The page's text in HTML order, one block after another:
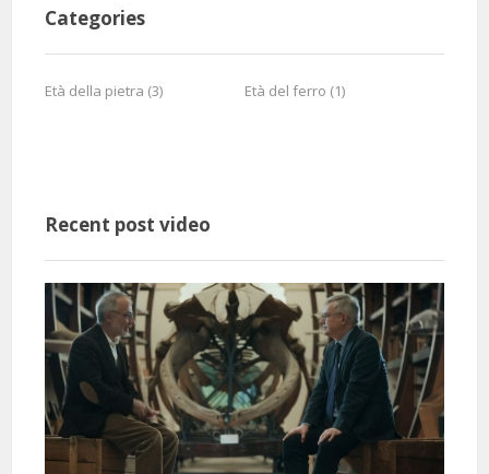
Categories
Età della pietra (3) Età del ferro (1)
Recent post video